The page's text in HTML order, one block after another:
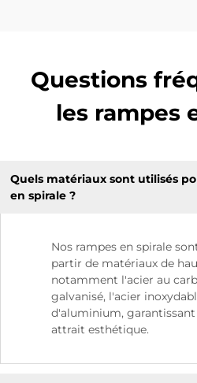
Questions
les rampes
Quels matériaux sont utilisés
en spirale ?
Nos rampes en spirale
partir de matériaux de
notamment l'acier au
galvanisé, l'acier
d'aluminium,
attrait esthétique.